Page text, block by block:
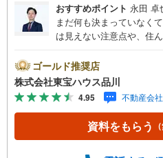
おすすめポイント 永田 卓
まだ何も決まっていなく
は見えない注意点や、住
とも包み隠さずお伝えし
トを大切にしています。
報も含めて、一緒に後悔
しょう。まずはお気軽に
産キャンペーン対象店舗
ボーナスライトがもらえ
ゴールド推奨店
株式会社東宝ハウス品川
4.95 不動産会
資料をもらう